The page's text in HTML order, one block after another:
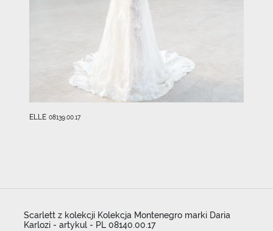
ELLE 08139.00.17
Scarlett z kolekcji Kolekcja Montenegro marki Daria
Karlozi - artykul - PL 08140.00.17